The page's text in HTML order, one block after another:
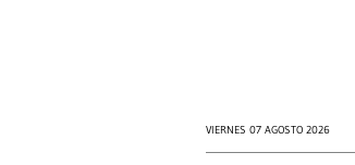
VIERNES 07 AGOSTO 2026